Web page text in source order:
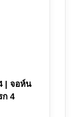
| จอห์น
ก 4